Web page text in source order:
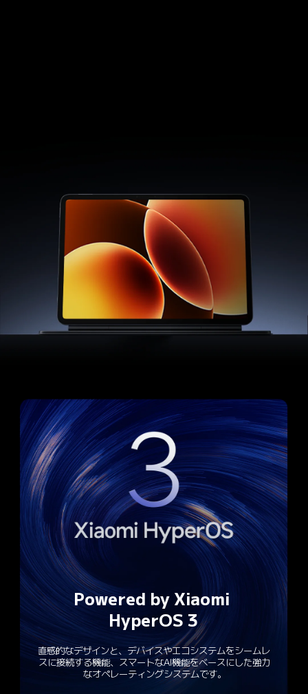
Powered by Xiaomi
HyperOS 3
直感的なデザインと、デバイスやエコシステムをシームレ
スに接続する機能、スマートなAI機能をベースにした強力
なオペレーティングシステムです。